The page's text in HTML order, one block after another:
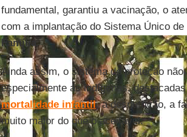
fundamental, garantiu a vacinação, o
com a implantação do Sistema Único
Família.
Ainda assim, o sistema de proteção
especialmente as indígenas,
mortalidade infantil, a desnutrição, a
muito maior do que o aceitável.